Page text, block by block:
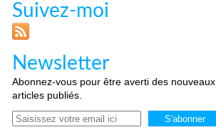
Suivez-moi
Newsletter
Abonnez-vous pour être averti des nouveaux
articles publiés.
Email